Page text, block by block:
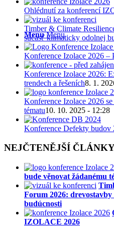
Menu Menu
Ohlédnutí za konferencí
Timber & Climate
súčasť klimaticky odolnej
Konference Izolace 2026
Konference Izolace 2026:
trendech a řešeních8. 1.
Konference Izolace 2026
tématu10. 10. 2025 - 12:28
Konference Defekty budov
NEJČTENĚJŠÍ
bude věnovat žádanému
Forum 2026:
budúcnosti
IZOLACE 2026